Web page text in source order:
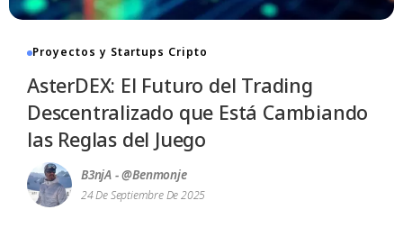
Proyectos y Startups Cripto
AsterDEX: El Futuro del Trading
Descentralizado que Está Cambiando
las Reglas del Juego
B3njA - @benmonje
24 De Septiembre De 2025